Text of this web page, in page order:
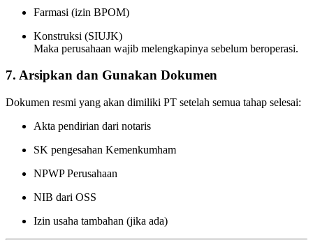
Farmasi (izin BPOM)
Konstruksi (SIUJK)
Maka perusahaan wajib melengkapinya sebelum beroperasi.
7. Arsipkan dan Gunakan Dokumen
Dokumen resmi yang akan dimiliki PT setelah semua tahap selesai:
Akta pendirian dari notaris
SK pengesahan Kemenkumham
NPWP Perusahaan
NIB dari OSS
Izin usaha tambahan (jika ada)